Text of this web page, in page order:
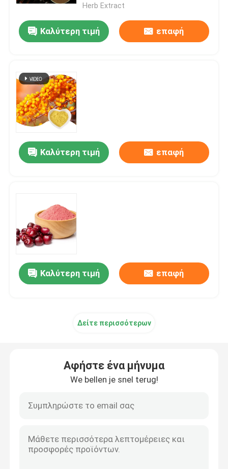
υγείας
Herb Extract
Καλύτερη τιμή επαφή
Καλύτερη τιμή επαφή
Καλύτερη τιμή επαφή
Δείτε περισσότερων
Αφήστε ένα μήνυμα
We bellen je snel terug!